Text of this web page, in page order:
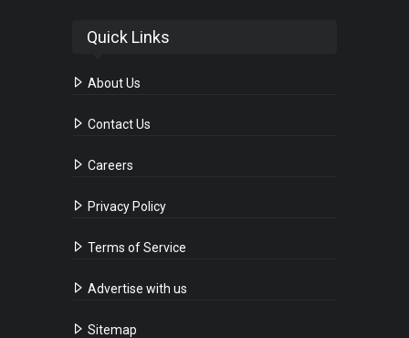
Quick Links
About Us
Contact Us
Careers
Privacy Policy
Terms of Service
Advertise with us
Sitemap